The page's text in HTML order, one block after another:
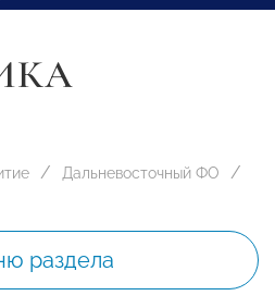
Дальневосточный ФО
раздела